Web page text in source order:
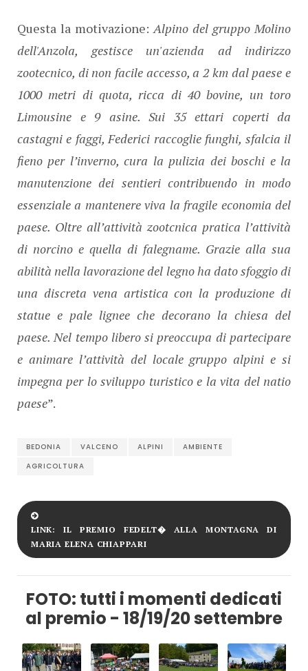
Questa la motivazione:Alpino del gruppo Molino
dell'Anzola, gestisce un'azienda ad indirizzo
zootecnico, di non facile accesso, a 2 km dal paese e
1000 metri di quota, ricca di 40 bovine, un toro
Limousine e 9 asine. Sui 35 ettari coperti da
castagni e faggi, Federici raccoglie funghi, sfalcia il
fieno per l’inverno, cura la pulizia dei boschi e la
manutenzione dei sentieri contribuendo in modo
essenziale a mantenere viva la fragile economia del
paese. Oltre all’attività zootcnica pratica l’attività
di norcino e quella di falegname. Grazie alla sua
abilità nella lavorazione del legno ha dato sfoggio di
una discreta vena artistica con la produzione di
statue e pale lignee che decorano la chiesa del
paese. Nel tempo libero si preoccupa di partecipare
e animare l’attività del locale gruppo alpini e si
impegna per lo sviluppo turistico e la vita del natio
paese”.
BEDONIA VALCENO ALPINI
AMBIENTE
AGRICOLTURA
LINK: IL PREMIO FEDELT� ALLA MONTAGNA DI
MARIA ELENA CHIAPPARI
FOTO: tutti i momenti dedicati
al premio - 18/19/20 settembre